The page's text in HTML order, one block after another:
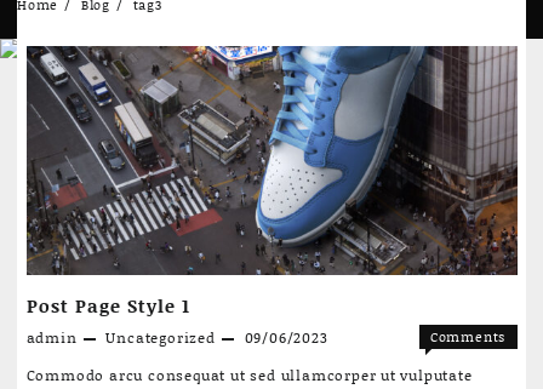
Home Blog tag3
Post Page Style 1
admin Uncategorized 09/06/2023
Comments
Commodo arcu consequat ut sed ullamcorper ut vulputate
Add to cart Add to cart